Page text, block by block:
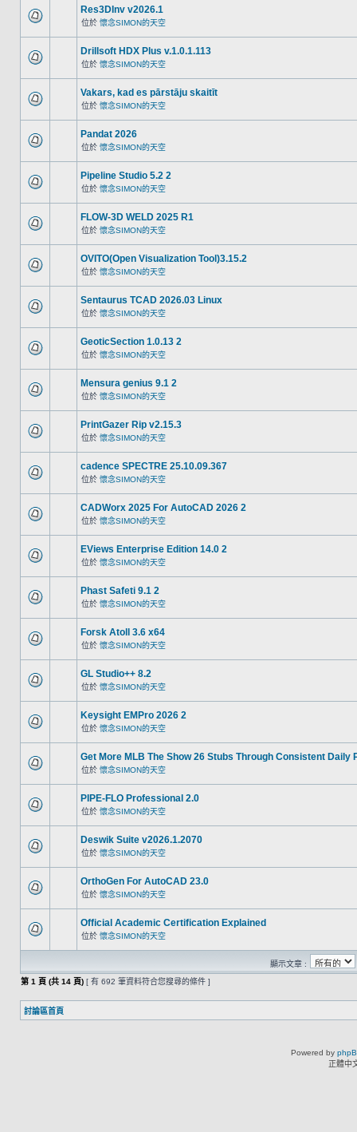
Res3DInv v2026.1
位於 懷念SIMON的天空
Drillsoft HDX Plus v.1.0.1.113
位於 懷念SIMON的天空
Vakars, kad es pārstāju skaitīt
位於 懷念SIMON的天空
Pandat 2026
位於 懷念SIMON的天空
Pipeline Studio 5.2 2
位於 懷念SIMON的天空
FLOW-3D WELD 2025 R1
位於 懷念SIMON的天空
OVITO(Open Visualization Tool)3.15.2
位於 懷念SIMON的天空
Sentaurus TCAD 2026.03 Linux
位於 懷念SIMON的天空
GeoticSection 1.0.13 2
位於 懷念SIMON的天空
Mensura genius 9.1 2
位於 懷念SIMON的天空
PrintGazer Rip v2.15.3
位於 懷念SIMON的天空
cadence SPECTRE 25.10.09.367
位於 懷念SIMON的天空
CADWorx 2025 For AutoCAD 2026 2
位於 懷念SIMON的天空
EViews Enterprise Edition 14.0 2
位於 懷念SIMON的天空
Phast Safeti 9.1 2
位於 懷念SIMON的天空
Forsk Atoll 3.6 x64
位於 懷念SIMON的天空
GL Studio++ 8.2
位於 懷念SIMON的天空
Keysight EMPro 2026 2
位於 懷念SIMON的天空
Get More MLB The Show 26 Stubs Through Consistent Daily
位於 懷念SIMON的天空
PIPE-FLO Professional 2.0
位於 懷念SIMON的天空
Deswik Suite v2026.1.2070
位於 懷念SIMON的天空
OrthoGen For AutoCAD 23.0
位於 懷念SIMON的天空
Official Academic Certification Explained
位於 懷念SIMON的天空
顯示文章 :
第 1 頁 (共 14 頁) [ 有 692 筆資料符合您搜尋的條件 ]
討論區首頁
Powered by
正體中